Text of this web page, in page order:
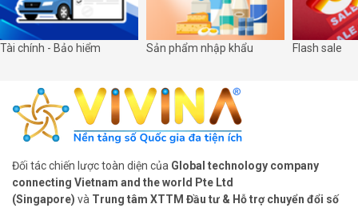
Tài chính - Bảo hiểm Sản phẩm nhập khẩu Flash sale
Đối tác chiến lược toàn diện của Global technology company
connecting Vietnam and the world Pte Ltd
(Singapore) và Trung tâm XTTM Đầu tư & Hỗ trợ chuyển đổi số